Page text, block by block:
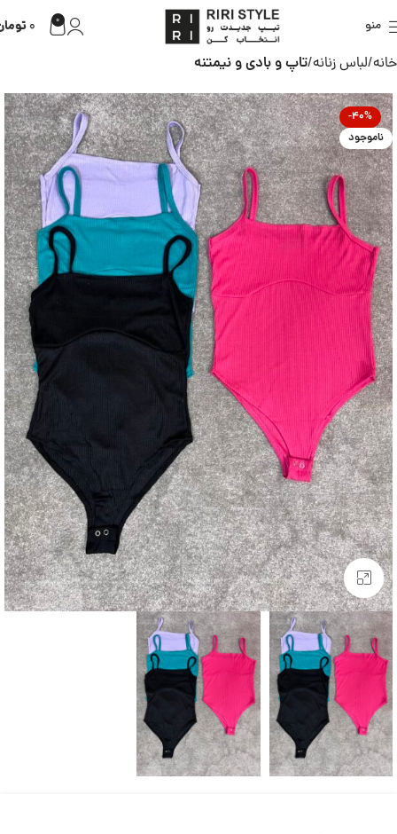
منو 0
0
خانه لباس زنانه تاپ و بادی و نیمتنه
-40%
ناموجود
بزرگنمایی تصویر